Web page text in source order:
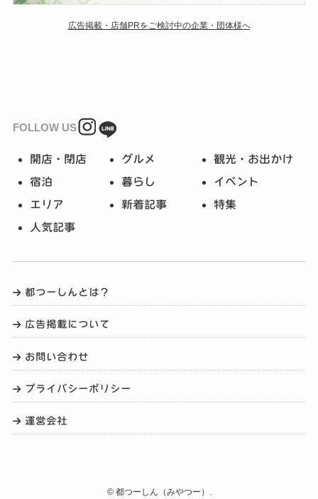
広告掲載・店舗PRをご検討中の企業・団体様へ
FOLLOW US
開店・閉店 グルメ 観光・お出かけ
宿泊 暮らし イベント
エリア 新着記事 特集
人気記事
都つーしんとは？
広告掲載について
お問い合わせ
プライバシーポリシー
運営会社
©都つーしん（みやつー）.